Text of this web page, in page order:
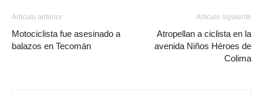
Artículo anterior
Motociclista fue asesinado a
balazos en Tecomán
Artículo siguiente
Atropellan a ciclista en la
avenida Niños Héroes de
Colima